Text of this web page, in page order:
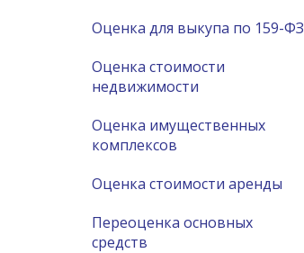
Оценка для выкупа по 159-ФЗ
Оценка стоимости
недвижимости
Оценка имущественных
комплексов
Оценка стоимости аренды
Переоценка основных
средств